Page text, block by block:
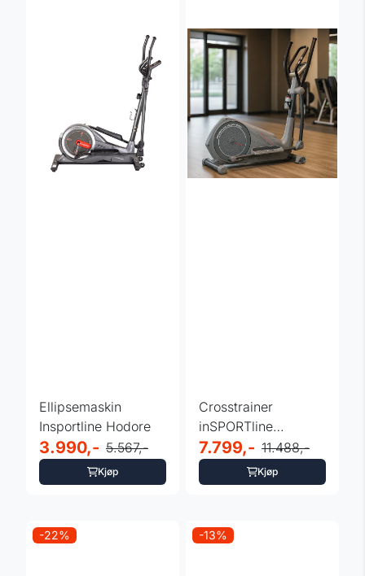
Ellipsemaskin
Insportline Hodore
3.990,- 5.567,-
Kjøp
Crosstrainer
inSPORTline
Caracas m/
pulsbelte
7.799,- 11.488,-
Kjøp
-22% -13%